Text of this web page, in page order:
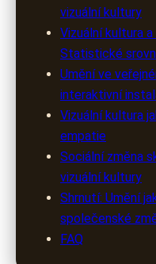
vizuální kultury
Vizuální kultura
Statistické
Umění ve
interaktivní
Vizuální kultura
empatie
Sociální změna
vizuální kultury
Shrnutí: Umění
společenské
FAQ